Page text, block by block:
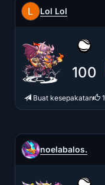
Lol Lol
100
Buat kesepakatan 1
noelabalos.